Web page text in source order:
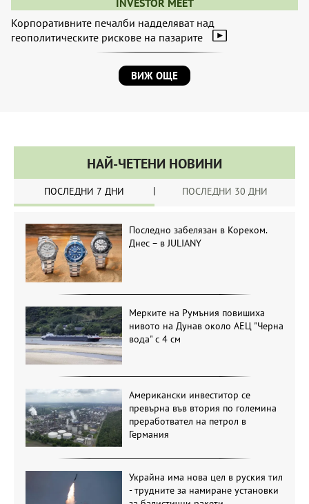
INVESTOR MEET
Корпоративните печалби надделяват над
геополитическите рискове на пазарите
ВИЖ ОЩЕ
НАЙ-ЧЕТЕНИ НОВИНИ
ПОСЛЕДНИ 7 ДНИ ПОСЛЕДНИ 30 ДНИ
Последно забелязан в Кореком.
Днес – в JULIANY
Мерките на Румъния повишиха
нивото на Дунав около АЕЦ "Черна
вода" с 4 см
Американски инвеститор се
превърна във втория по големина
преработвател на петрол в
Германия
Украйна има нова цел в руския тил
- трудните за намиране установки